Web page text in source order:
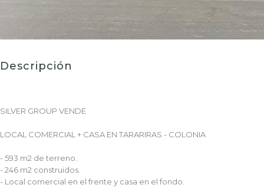
Descripción
SILVER GROUP VENDE
LOCAL COMERCIAL + CASA EN TARARIRAS - COLONIA
- 593 m2 de terreno.
- 246 m2 construidos.
- Local comercial en el frente y casa en el fondo.